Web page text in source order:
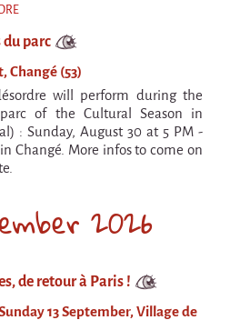
va où !?
(Wheel of Death)
de la Route
du parc
Changé (53)
will perform during the
of the Cultural Season in
: Sunday, August 30 at 5 PM -
Changé. More infos to come on
2026
de retour à Paris !
13 September, Village de